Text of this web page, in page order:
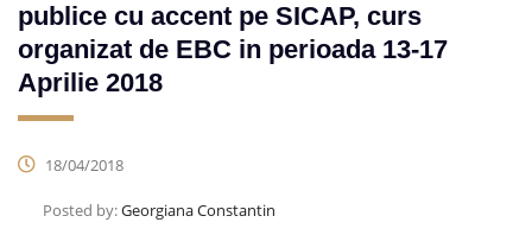
publice cu accent pe SICAP, curs
organizat de EBC in perioada 13-17
Aprilie 2018
18/04/2018
Posted by:Georgiana Constantin